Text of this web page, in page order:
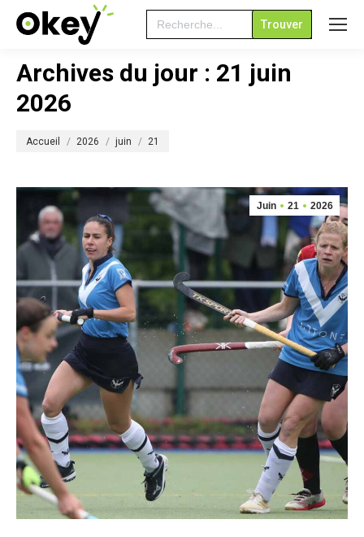
Search
for:
Archives du jour : 21 juin
2026
Accueil 2026 juin 21
Juin 21 2026